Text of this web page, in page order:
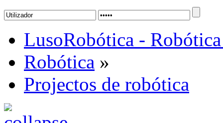
LusoRobótica -
Robótica »
Projectos de robótica